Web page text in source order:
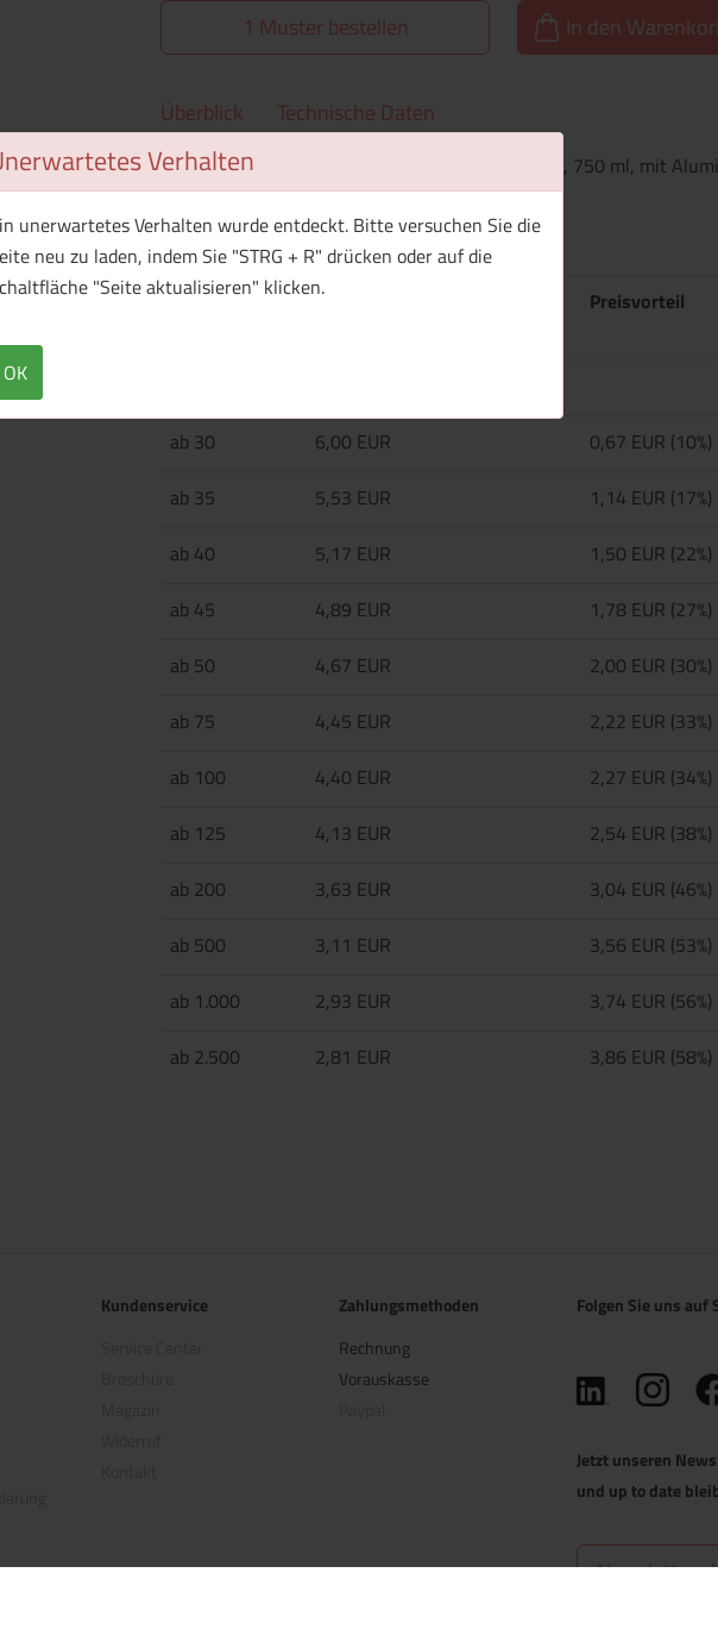
Verhalten
unerwartetes Verhalten wurde entdeckt. Bitte versuchen Sie die
neu zu laden, indem Sie "STRG + R" drücken oder auf die
"Seite aktualisieren" klicken.
OK
1 Muster bestellen In den
Überblick Technische Daten
Einwandige Trinkflasche aus recyceltem Edelstahl, 750 ml, mit
graviertem Recycling-Logo.
Menge
Preis / Stück
Preisvorteil
ab 30
6,00 EUR
0,67 EUR (10%)
ab 35
5,53 EUR
1,14 EUR (17%)
ab 40
5,17 EUR
1,50 EUR (22%)
ab 45
4,89 EUR
1,78 EUR (27%)
ab 50
4,67 EUR
2,00 EUR (30%)
ab 75
4,45 EUR
2,22 EUR (33%)
ab 100
4,40 EUR
2,27 EUR (34%)
ab 125
4,13 EUR
2,54 EUR (38%)
ab 200
3,63 EUR
3,04 EUR (46%)
ab 500
3,11 EUR
3,56 EUR (53%)
ab 1.000
2,93 EUR
3,74 EUR (56%)
ab 2.500
2,81 EUR 3,86 EUR (58%)
Kundenservice
Zahlungsmethoden
Rechnung
Vorauskasse
Folgen Sie uns auf
(öffnet in
Jetzt unseren
und up to date
Newsletter